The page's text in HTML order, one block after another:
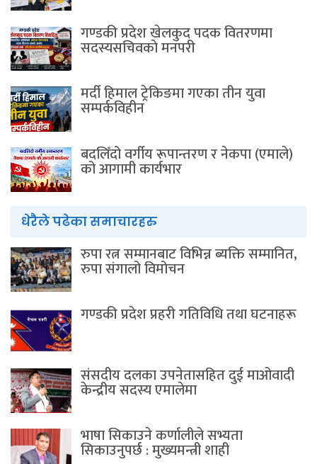
गण्डकी प्रदेश खेलकुद पदक वितरणमा
सदस्यसचिवकाे मनपरी
मर्दी हिमाल ट्रेकिङमा गएका तीन युवा
सम्पर्कविहीन
बदलिँदो वर्गीय रूपान्तरण र नेकपा (एमाले)
को आगामी कार्यभार
धेरैले पढेका समाचारहरु
रुपा रत्न सम्मानबाट विभिन्न ब्यक्ति सम्मानित,
रुपा संगालो विमोचन
गण्डकी प्रदेश प्रहरी गतिविधि तथा घटनाहरू
संसदीय दलका उपनेतासहित दुई माओवादी
केन्द्रीय सदस्य एमालेमा
भाषा सिकाउने कर्णालीले सभ्यता
सिकाउनुपर्छ : मुख्यमन्त्री शाही